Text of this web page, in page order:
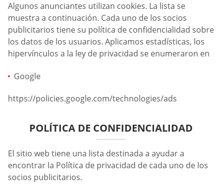
Algunos anunciantes utilizan cookies. La lista se
muestra a continuación. Cada uno de los socios
publicitarios tiene su política de confidencialidad sobre
los datos de los usuarios. Aplicamos estadísticas, los
hipervínculos a la ley de privacidad se enumeraron en
Google
https://policies.google.com/technologies/ads
POLÍTICA DE CONFIDENCIALIDAD
El sitio web tiene una lista destinada a ayudar a
encontrar la Política de privacidad de cada uno de los
socios publicitarios.